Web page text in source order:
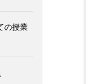
の授業